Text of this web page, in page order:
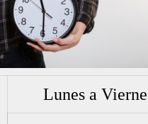
Lunes a